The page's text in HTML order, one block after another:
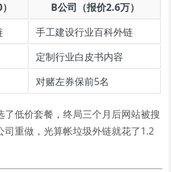
B公司（报价2.6万）
手工建设行业百科外链
定制行业白皮书内容
对赌左券保前5名
了低价套餐，终局三个月后网站被搜
司重做，光算帐垃圾外链就花了1.2